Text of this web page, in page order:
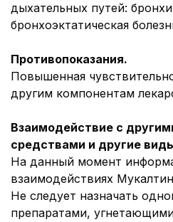
дыхательных путей:
бронхоэктатическая
Противопоказания.
Повышенная
другим компонентам
Взаимодействие с
средствами и другие
На данный момент
взаимодействиях
Не следует назначать
препаратами,